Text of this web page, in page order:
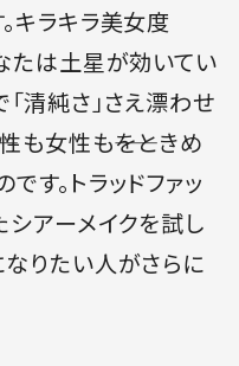
キラキラ美女度
たは土星が効いてい
清純さ」さえ漂わせ
も女性も――をときめ
す。トラッドファッ
アーメイクを試し
りたい人がさらに